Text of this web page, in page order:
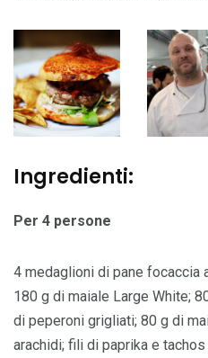
Ingredienti:
Per 4 persone
4 medaglioni di pane focaccia
180 g di maiale Large White;
di peperoni grigliati; 80 g di
arachidi; fili di paprika e